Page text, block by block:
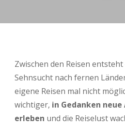
Zwischen den Reisen
Sehnsucht nach fernen
eigene Reisen mal nicht
wichtiger, in Gedanken
erleben und die Reiselust